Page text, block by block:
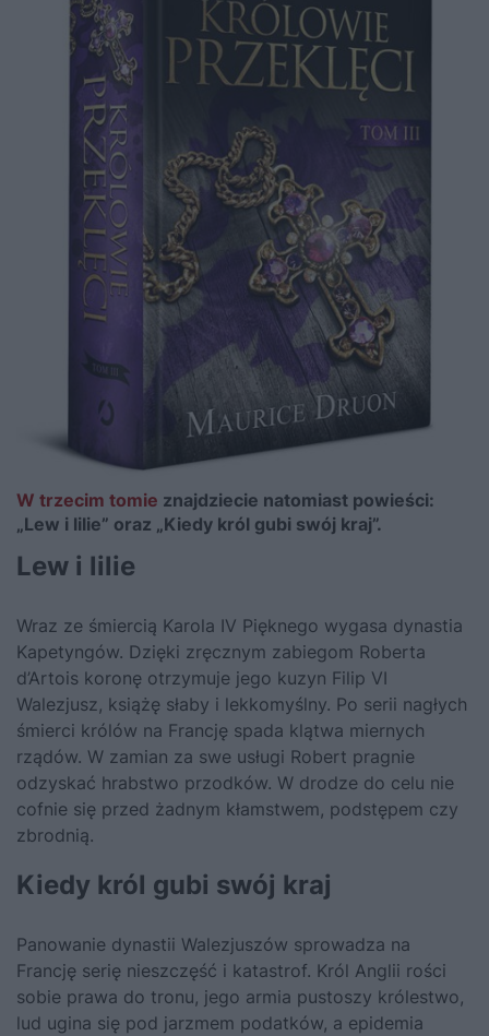
W trzecim tomie znajdziecie natomiast powieści:
„Lew i lilie” oraz „Kiedy król gubi swój kraj”.
Lew i lilie
Wraz ze śmiercią Karola IV Pięknego wygasa dynastia
Kapetyngów. Dzięki zręcznym zabiegom Roberta
d’Artois koronę otrzymuje jego kuzyn Filip VI
Walezjusz, książę słaby i lekkomyślny. Po serii nagłych
śmierci królów na Francję spada klątwa miernych
rządów. W zamian za swe usługi Robert pragnie
odzyskać hrabstwo przodków. W drodze do celu nie
cofnie się przed żadnym kłamstwem, podstępem czy
zbrodnią.
Kiedy król gubi swój kraj
Panowanie dynastii Walezjuszów sprowadza na
Francję serię nieszczęść i katastrof. Król Anglii rości
sobie prawa do tronu, jego armia pustoszy królestwo,
lud ugina się pod jarzmem podatków, a epidemia